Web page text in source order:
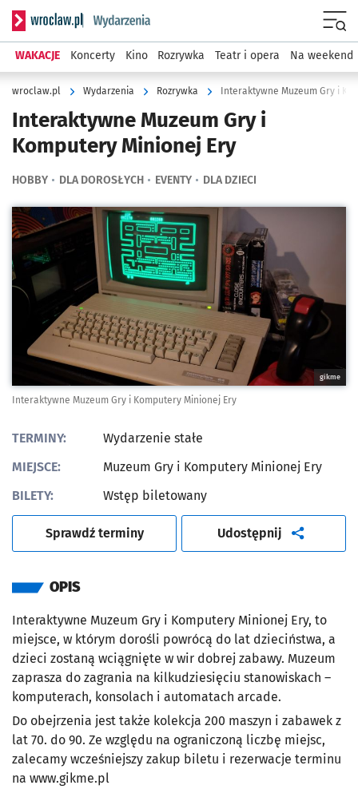
Serwis informacyjny wroclaw.pl podserwis: Wydarzenia
WAKACJE Koncerty Kino Rozrywka Teatr i opera Na weekend
wroclaw.pl Wydarzenia Rozrywka Interaktywne Muzeum Gry i
Interaktywne Muzeum Gry i
Komputery Minionej Ery
HOBBY DLA DOROSŁYCH EVENTY DLA DZIECI
Kliknij, aby powiększyć
gikme
Interaktywne Muzeum Gry i Komputery Minionej Ery
TERMINY:
Wydarzenie stałe
MIEJSCE:
Muzeum Gry i Komputery Minionej Ery
BILETY:
Wstęp biletowany
Sprawdź terminy Udostępnij artykuł
OPIS
Interaktywne Muzeum Gry i Komputery Minionej Ery, to
miejsce, w którym dorośli powrócą do lat dzieciństwa, a
dzieci zostaną wciągnięte w wir dobrej zabawy. Muzeum
zaprasza do zagrania na kilkudziesięciu stanowiskach –
komputerach, konsolach i automatach arcade.
Do obejrzenia jest także kolekcja 200 maszyn i zabawek z
lat 70. do 90. Ze względu na ograniczoną liczbę miejsc,
zalecamy wcześniejszy zakup biletu i rezerwacje terminu
na www.gikme.pl